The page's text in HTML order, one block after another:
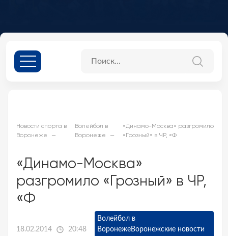
Новости спорта в
Воронеже
Волейбол в
Воронеже
«Динамо-Москва» разгромило
«Грозный» в ЧР, «Ф
«Динамо-Москва»
разгромило «Грозный» в ЧР,
«Ф
18.02.2014 20:48
Волейбол в
ВоронежеВоронежские новости